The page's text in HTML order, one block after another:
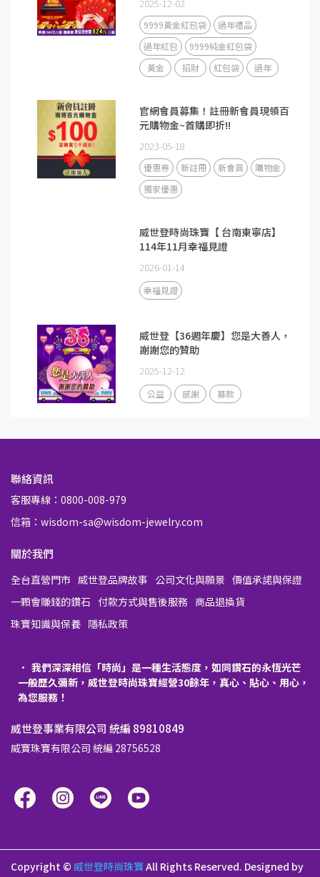
2025-12-02
9999黃金紅包袋
過年禮品
過年紅包
9999純金紅包袋
黃金
招財 紅包袋 過年
官網會員募集！註冊新會員現領百
元購物金~首購即折!!
2023-05-18
優惠券 新註冊 新會員
購物金
獨家優惠
威世登時尚珠寶【 台南東寧店】
114年11月幸福見證
2026-01-14
幸福見證
威世登【36週年慶】您是大善人，
謝謝您的贊助
2025-12-12
公益 感謝 募款
聯絡資訊
客服專線：0800-008-979
信箱：wisdom-sa@wisdom-jewelry.com
關於我們
全台直營門市 威世登品牌故事 公司文化與願景 價值承諾與保證
一顆會賺錢的鑽石 付款方式與售後服務 商品退換貨
珠寶知識與保養 隱私政策
我們深深相信「時尚」是一種生活態度，如同鑽石的永恆光芒
一般歷久彌新，威世登時尚珠寶經營30餘年，真心、貼心、用心，
為您服務！
威世登事業有限公司 統編 89810849
威寶珠寶有限公司 統編 28756528
Copyright © 威世登時尚珠寶 All Rights Reserved. Designed by